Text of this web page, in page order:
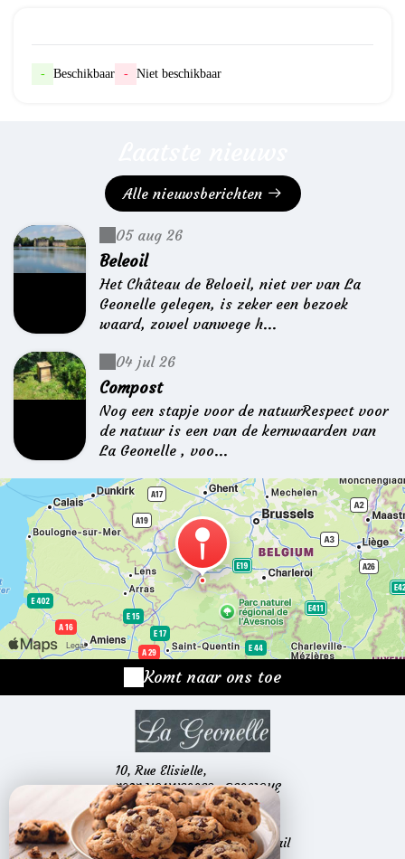
- Beschikbaar - Niet beschikbaar
Alle nieuwsberichten
05 aug 26
Beleoil
Het Château de Beloeil, niet ver van La
Geonelle gelegen, is zeker een bezoek
waard, zowel vanwege h...
04 jul 26
Compost
Nog een stapje voor de natuurRespect voor
de natuur is een van de kernwaarden van
La Geonelle , voo...
Komt naar ons toe
10, Rue Elisielle,
7387 HONNELLES - BELGIQUE
+32 496 59 95 16
Contact opnemen per e-mail